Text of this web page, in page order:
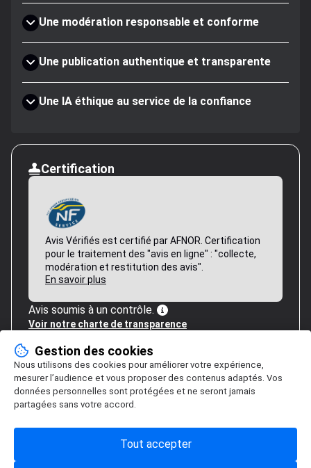
Une modération responsable et conforme
Une publication authentique et transparente
Une IA éthique au service de la confiance
Certification
Avis Vérifiés est certifié par AFNOR. Certification
pour le traitement des "avis en ligne" : "collecte,
modération et restitution des avis".
En savoir plus
Avis soumis à un contrôle.
Voir notre charte de transparence
Gestion des cookies
Nous utilisons des cookies pour améliorer votre expérience,
mesurer l’audience et vous proposer des contenus adaptés. Vos
données personnelles sont protégées et ne seront jamais
partagées sans votre accord.
Tout accepter